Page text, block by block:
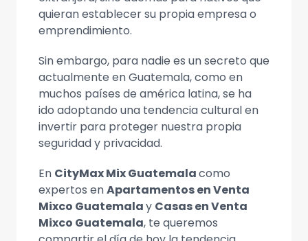
quieran establecer su propia empresa o
emprendimiento.
Sin embargo, para nadie es un secreto que
actualmente en Guatemala, como en
muchos países de américa latina, se ha
ido adoptando una tendencia cultural en
invertir para proteger nuestra propia
seguridad y privacidad.
En CityMax Mix Guatemalacomo
expertos enApartamentos en Venta
Mixco Guatemalay Casas en Venta
Mixco Guatemala, te queremos